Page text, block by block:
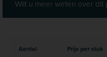
Wilt u meer weten over dit
Aantal Prijs per stuk